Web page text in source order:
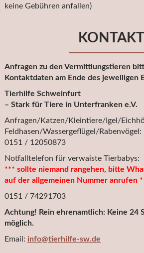
keine Gebühren anfallen)
KONTAKT
Anfragen zu den Vermittlungstieren
Kontaktdaten am Ende des jeweiligen
Tierhilfe Schweinfurt
– Stark für Tiere in Unterfranken e.V.
Anfragen/Katzen/Kleintiere/Igel/
Feldhasen/Wassergeflügel/Rabenvögel:
0151 / 12050873
Notfalltelefon für verwaiste Tierbabys:
*** sollte niemand rangehen, bitte
auf der allgemeinen Nummer anrufen
0151 / 74291703
Achtung! Rein ehrenamtlich: Keine 24
möglich.
Email: info@tierhilfe-sw.de